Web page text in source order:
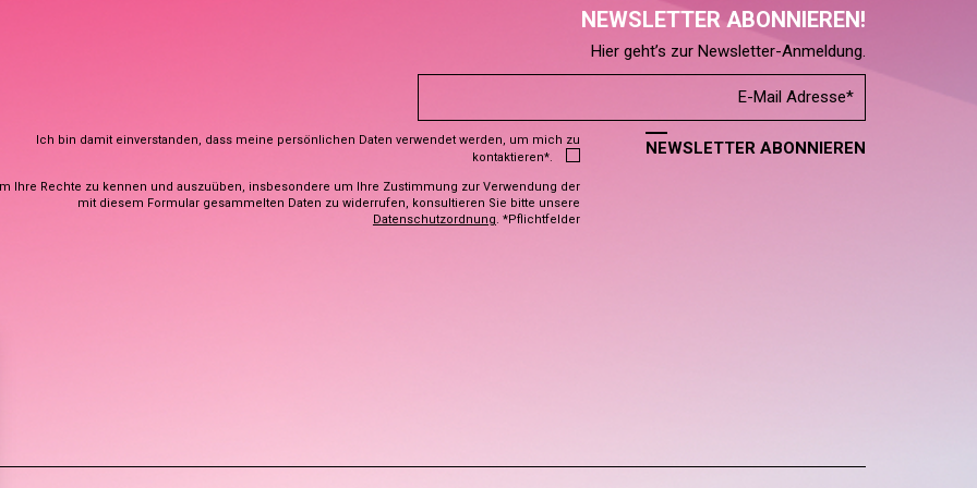
NEWSLETTER ABONNIEREN!
Hier geht’s zur Newsletter-Anmeldung.
Ich bin damit einverstanden, dass meine persönlichen Daten verwendet werden, um mich zu
kontaktieren*.
Ihre Rechte zu kennen und auszuüben, insbesondere um Ihre Zustimmung zur Verwendung der
mit diesem Formular gesammelten Daten zu widerrufen, konsultieren Sie bitte unsere
Datenschutzordnung. *Pflichtfelder
NEWSLETTER ABONNIEREN